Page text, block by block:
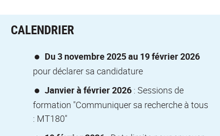
CALENDRIER
Du 3 novembre 2025 au 19 février 2026
pour déclarer sa candidature
Janvier à février 2026 : Sessions de
formation "Communiquer sa recherche à tous
: MT180"